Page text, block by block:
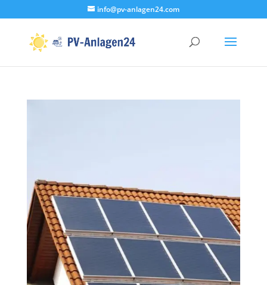
info@pv-anlagen24.com